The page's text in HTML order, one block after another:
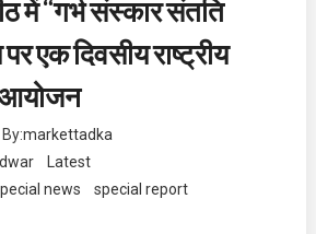
में “गर्भ संस्कार संतति
एक दिवसीय राष्ट्रीय
आयोजन
By:markettadka
Latest
news
special report